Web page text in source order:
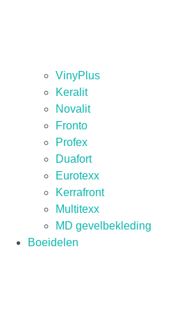
VinyPlus
Keralit
Novalit
Fronto
Profex
Duafort
Eurotexx
Kerrafront
Multitexx
MD gevelbekleding
Boeidelen